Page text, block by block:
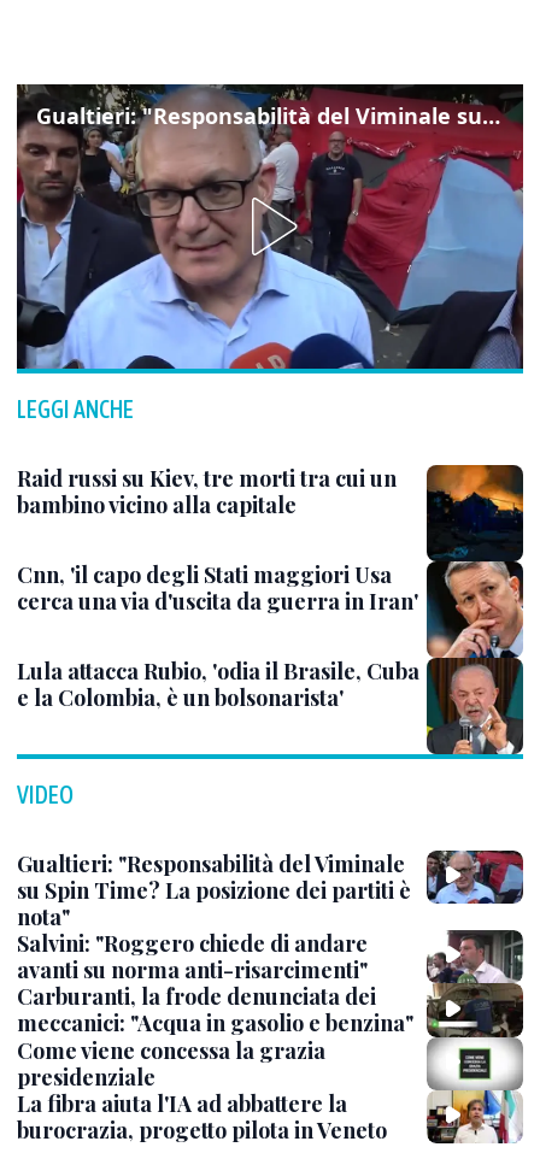
Gualtieri: "Responsabilità del Viminale su Spin Time? La posizione dei partiti è nota"
LEGGI ANCHE
Raid russi su Kiev, tre morti tra cui un
bambino vicino alla capitale
Cnn, 'il capo degli Stati maggiori Usa
cerca una via d'uscita da guerra in Iran'
Lula attacca Rubio, 'odia il Brasile, Cuba
e la Colombia, è un bolsonarista'
VIDEO
Gualtieri: "Responsabilità del Viminale
su Spin Time? La posizione dei partiti è
nota"
Salvini: "Roggero chiede di andare
avanti su norma anti-risarcimenti"
Carburanti, la frode denunciata dei
meccanici: "Acqua in gasolio e benzina"
Come viene concessa la grazia
presidenziale
La fibra aiuta l'IA ad abbattere la
burocrazia, progetto pilota in Veneto